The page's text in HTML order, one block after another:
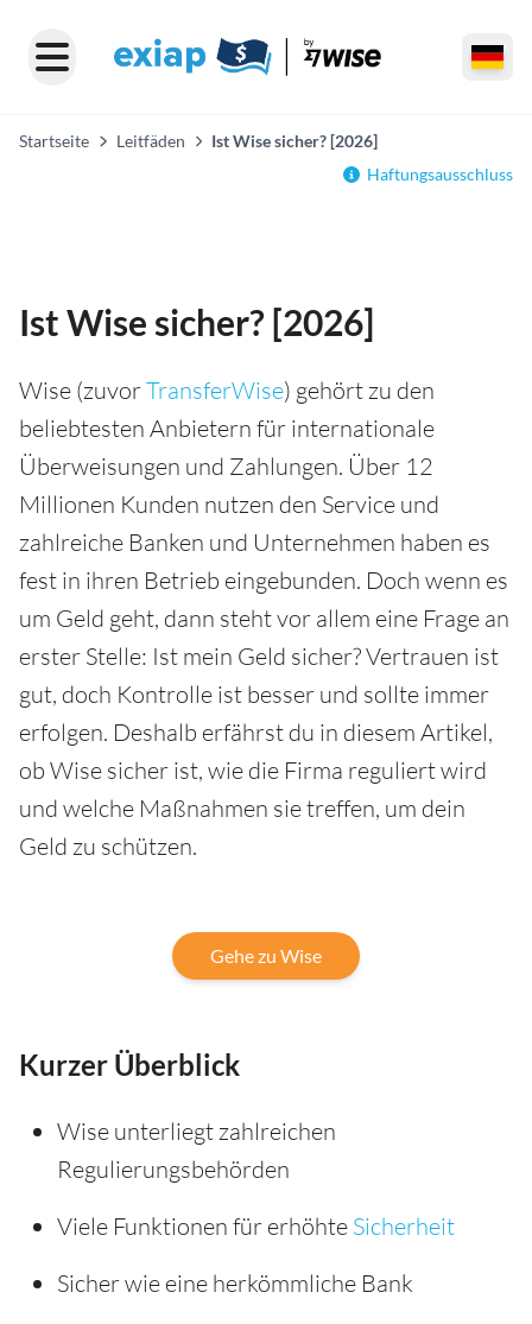
Startseite Leitfäden
Ist Wise sicher? [2026]
Haftungsausschluss
Ist Wise sicher? [2026]
Wise (zuvorTransferWise) gehört zu den
beliebtesten Anbietern für internationale
Überweisungen und Zahlungen. Über 12
Millionen Kunden nutzen den Service und
zahlreiche Banken und Unternehmen haben es
fest in ihren Betrieb eingebunden. Doch wenn es
um Geld geht, dann steht vor allem eine Frage an
erster Stelle: Ist mein Geld sicher? Vertrauen ist
gut, doch Kontrolle ist besser und sollte immer
erfolgen. Deshalb erfährst du in diesem Artikel,
ob Wise sicher ist, wie die Firma reguliert wird
und welche Maßnahmen sie treffen, um dein
Geld zu schützen.
Gehe zu Wise
Kurzer Überblick
Wise unterliegt zahlreichen
Regulierungsbehörden
Viele Funktionen für erhöhte Sicherheit
Sicher wie eine herkömmliche Bank